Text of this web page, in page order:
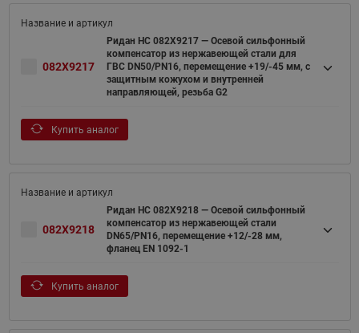
082X9217
Ридан НС 082X9217 — Осевой сильфонный
компенсатор из нержавеющей стали для
ГВС DN50/PN16, перемещение +19/-45 мм, с
защитным кожухом и внутренней
направляющей, резьба G2
Купить аналог
082X9218
Ридан НС 082X9218 — Осевой сильфонный
компенсатор из нержавеющей стали
DN65/PN16, перемещение +12/-28 мм,
фланец EN 1092-1
Купить аналог